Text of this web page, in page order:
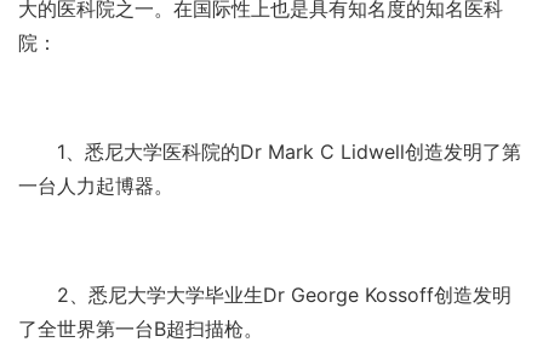
大的医科院之一。在国际性上也是具有知名度的知名医科
院：
1、悉尼大学医科院的Dr Mark C Lidwell创造发明了第
一台人力起博器。
2、悉尼大学大学毕业生Dr George Kossoff创造发明
了全世界第一台B超扫描枪。